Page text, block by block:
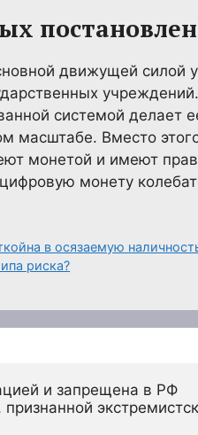
движущей силой
системой делает
масштабе. Вместо
монетой и имеют
монету
в осязаемую
риска?
и запрещена в РФ